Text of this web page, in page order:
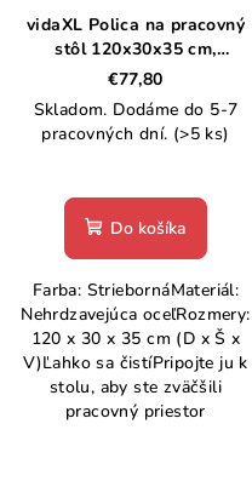
vidaXL Polica na pracovný
stôl 120x30x35 cm,
nehrdzavejúca oceľ
€77,80
Skladom. Dodáme do 5-7
pracovných dní. (>5 ks)
Do košíka
Farba: StriebornáMateriál:
Nehrdzavejúca oceľRozmery:
120 x 30 x 35 cm (D x Š x
V)Ľahko sa čistíPripojte ju k
stolu, aby ste zväčšili
pracovný priestor